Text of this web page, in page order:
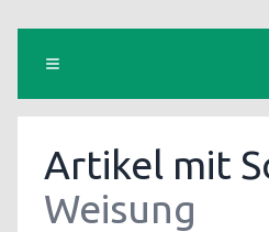
Artikel mit
Weisung